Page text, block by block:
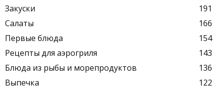
Закуски
191
Салаты
166
Первые блюда
154
Рецепты для аэрогриля
143
Блюда из рыбы и морепродуктов
136
Выпечка
122